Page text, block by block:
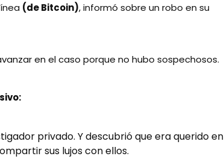
(de Bitcoin), informó sobre un robo en su
en el caso porque no hubo sospechosos.
privado. Y descubrió que era querido en
sus lujos con ellos.